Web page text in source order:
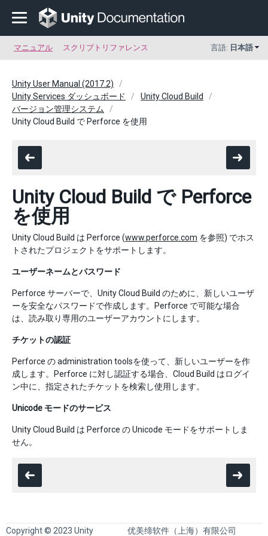
マニュアル スクリプトリファレンス 言語: 日本語
Unity User Manual (2017.2)
Unity Services ダッシュボード
Unity Cloud Build
バージョン管理システム
Unity Cloud Build で Perforce を使用
Unity Cloud Build で Perforce
を使用
Unity Cloud Build は Perforce (www.perforce.com を参照) でホス
トされたプロジェクトをサポートします。
ユーザーネームとパスワード
Perforce サーバーで、Unity Cloud Build のために、新しいユーザ
ーを安全なパスワードで作成します。Perforce で可能な場合
は、読み取り専用のユーザーアカウントにします。
チケットの認証
Perforce の administration toolsを使って、新しいユーザーを作
成します。Perforce に対し認証する場合、Cloud Build はログイ
ン中に、指定されたチケットを検索し使用します。
Unicode モードのサービス
Unity Cloud Build は Perforce の Unicode モードをサポートしま
せん。
Copyright © 2023 Unity 优美缔软件（上海）有限公司